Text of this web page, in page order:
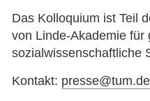
Das Kolloquium ist Teil
von Linde-Akademie für
sozialwissenschaftliche
Kontakt: presse@tum.de